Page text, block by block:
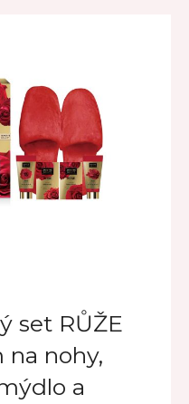
set RŮŽE
na nohy,
a